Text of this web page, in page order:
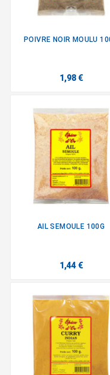
POIVRE NOIR MOULU
1,98 €
AIL SEMOULE 100G
1,44 €